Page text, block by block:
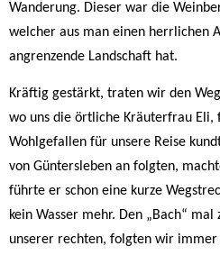
Wanderung. Dieser war die
welcher aus man einen herrlichen
angrenzende Landschaft hat.
Kräftig gestärkt, traten wir den
wo uns die örtliche Kräuterfrau Eli,
Wohlgefallen für unsere Reise
von Güntersleben an folgten,
führte er schon eine kurze
kein Wasser mehr. Den „Bach“
unserer rechten, folgten wir immer